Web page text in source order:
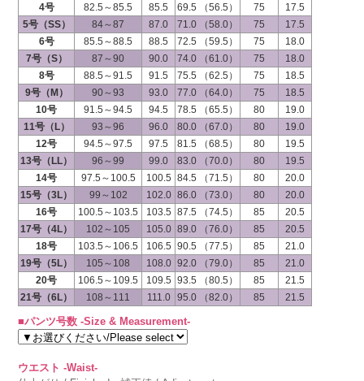
4号
82.5～85.5 85.5 69.5 （56.5） 75
17.5
5号（SS）
84～87 87.0 71.0 （58.0） 75
17.5
6号
85.5～88.5 88.5 72.5 （59.5） 75
18.0
7号（S）
87～90 90.0 74.0 （61.0） 75
18.0
8号
88.5～91.5 91.5 75.5 （62.5） 75
18.5
9号（M）
90～93 93.0 77.0 （64.0） 75
18.5
10号
91.5～94.5 94.5 78.5 （65.5） 80
19.0
11号（L）
93～96 96.0 80.0 （67.0） 80
19.0
12号
94.5～97.5 97.5 81.5 （68.5） 80
19.5
13号（LL）
96～99 99.0 83.0 （70.0） 80
19.5
14号
97.5～100.5 100.5 84.5 （71.5） 80
20.0
15号（3L）
99～102 102.0 86.0 （73.0） 80
20.0
16号
100.5～103.5 103.5 87.5 （74.5） 85
20.5
17号（4L）
102～105 105.0 89.0 （76.0） 85
20.5
18号
103.5～106.5 106.5 90.5 （77.5） 85
21.0
19号（5L）
105～108 108.0 92.0 （79.0） 85
21.0
20号
106.5～109.5 109.5 93.5 （80.5） 85
21.5
21号（6L）
108～111 111.0 95.0 （82.0） 85 21.5
■パンツ号数 -Size & Measurement-
ウエスト -Waist-